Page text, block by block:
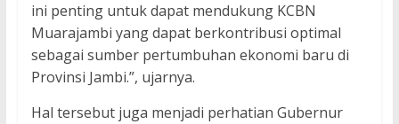
ini penting untuk dapat mendukung KCBN
Muarajambi yang dapat berkontribusi optimal
sebagai sumber pertumbuhan ekonomi baru di
Provinsi Jambi.”, ujarnya.
Hal tersebut juga menjadi perhatian Gubernur